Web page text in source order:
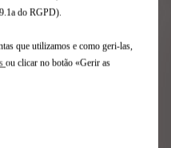
do RGPD).
que utilizamos e como geri-las,
ou clicar no botão «Gerir as